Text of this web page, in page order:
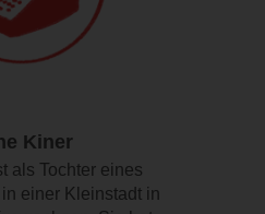
Kiner
als Tochter eines
einer Kleinstadt in